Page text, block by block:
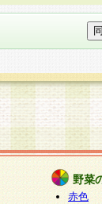
では、セッシ
第三者提供に
個人情報は第
委託について
取り扱いを外
基準を満たす
よう監督しま
人情報の開示
野菜
赤色